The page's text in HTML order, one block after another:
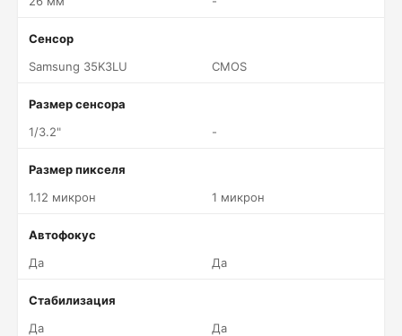
Сенсор
Samsung 35K3LU
CMOS
Размер сенсора
1/3.2"
-
Размер пикселя
1.12 микрон
1 микрон
Автофокус
Да
Да
Стабилизация
Да
Да